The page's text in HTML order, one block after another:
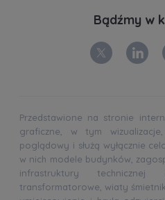
Bądźmy w
Przedstawione na stronie
graficzne, w tym
poglądowy i służą wyłącznie
w nich modele budynków,
infrastruktury
transformatorowe, wiaty